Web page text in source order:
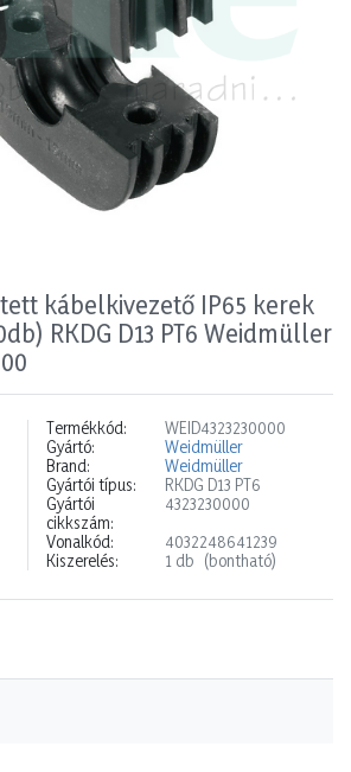
kábelkivezető IP65 kerek
RKDG D13 PT6 Weidmüller
Termékkód:
WEID4323230000
Gyártó:
Weidmüller
Brand:
Weidmüller
Gyártói típus:
RKDG D13 PT6
Gyártói
cikkszám:
4323230000
Vonalkód:
4032248641239
Kiszerelés:
1 db (bontható)